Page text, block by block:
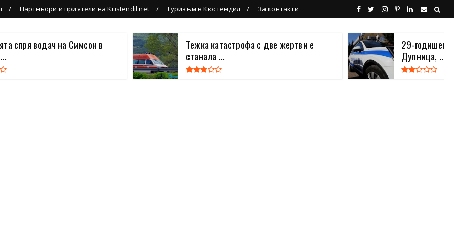
Партньори и приятели на Kustendil net Туризъм в Кюстендил За контакти
спря водач на Симсон в
Тежка катастрофа с две жертви е
станала ...
29-годишен
Дупница, ...